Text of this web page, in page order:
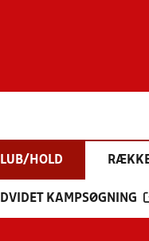
HOLD
KAMPSØGNING